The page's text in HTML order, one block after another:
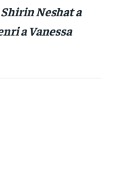
Neshat a
a Vanessa